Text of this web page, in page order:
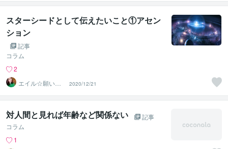
スターシードとして伝えたいこと①アセン
ション
記事
コラム
2
エイル☆願いを
叶える宇宙根源
の巫女
2020/12/21
対人間と見れば年齢など関係ない
記事
コラム
1